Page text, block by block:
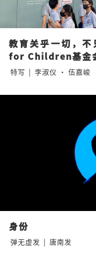
教育关乎一切，
for Children基金
特写 | 李淑仪 · 伍嘉峻
身份
弹无虚发 | 唐南发